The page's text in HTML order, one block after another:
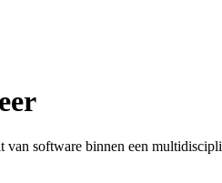
software binnen een